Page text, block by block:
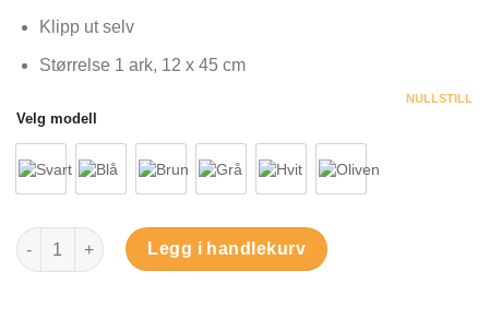
Klipp ut selv
Størrelse 1 ark, 12 x 45 cm
Velg modell
NULLSTILL
Lapper i Grovere bomullsstoff antall
Legg i handlekurv